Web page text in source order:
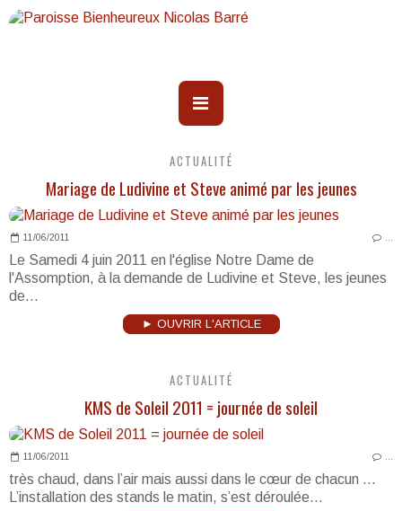
ACTUALITÉ
Mariage de Ludivine et Steve animé par les jeunes
11/06/2011
Le Samedi 4 juin 2011 en l'église Notre Dame de
l'Assomption, à la demande de Ludivine et Steve, les jeunes
de...
► OUVRIR L'ARTICLE
ACTUALITÉ
KMS de Soleil 2011 = journée de soleil
11/06/2011
très chaud, dans l’air mais aussi dans le cœur de chacun ...
L’installation des stands le matin, s’est déroulée...